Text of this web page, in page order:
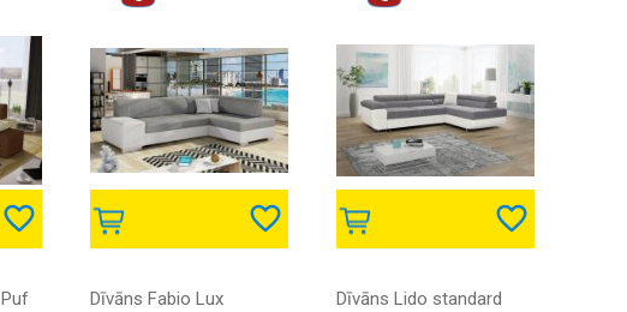
Dīvāns Fabio Lux
Dīvāns Lido standard